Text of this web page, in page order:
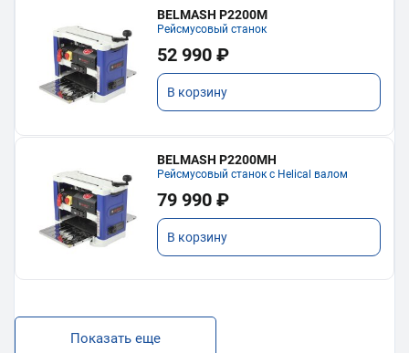
BELMASH P2200M
Рейсмусовый станок
52 990 ₽
В корзину
BELMASH P2200MH
Рейсмусовый станок с Helical валом
79 990 ₽
В корзину
Показать еще